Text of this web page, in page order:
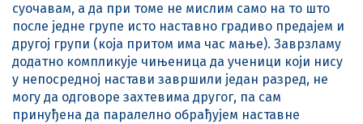
суочавам, а да при томе не мислим само на то што
после једне групе исто наставно градиво предајем и
другој групи (која притом има час мање). Заврзламу
додатно компликује чињеница да ученици који нису
у непосредној настави завршили један разред, не
могу да одговоре захтевима другог, па сам
принуђена да паралелно обрађујем наставне